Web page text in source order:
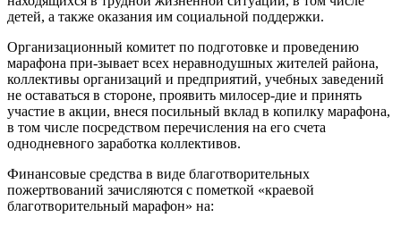
детей, а также оказания им социальной поддержки.
Организационный комитет по подготовке и проведению
марафона при-зывает всех неравнодушных жителей района,
коллективы организаций и предприятий, учебных заведений
не оставаться в стороне, проявить милосер-дие и принять
участие в акции, внеся посильный вклад в копилку марафона,
в том числе посредством перечисления на его счета
однодневного заработка коллективов.
Финансовые средства в виде благотворительных
пожертвований зачисляются с пометкой «краевой
благотворительный марафон» на: